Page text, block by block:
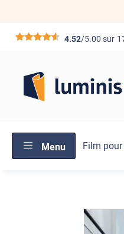
*****4.52/5.00 sur
Menu Film